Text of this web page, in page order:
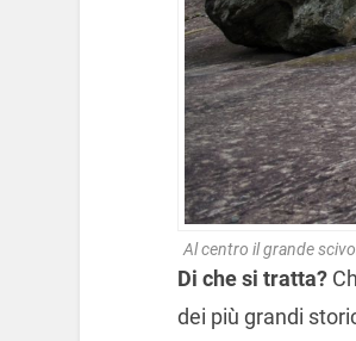
Al centro il grande
Di che si tratta?
dei più grandi